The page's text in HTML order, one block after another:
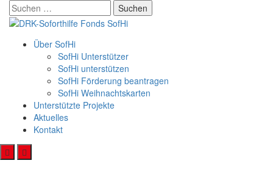
Skip
content
Suchen
nach:
Über SofHi
SofHi Unterstützer
SofHi unterstützen
SofHi Förderung beantragen
SofHi Weihnachtskarten
Unterstützte Projekte
Aktuelles
Kontakt